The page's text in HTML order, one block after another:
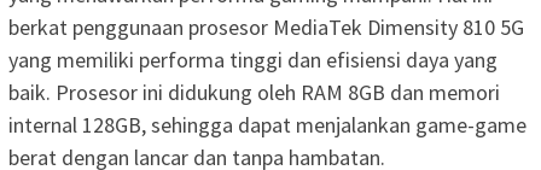
berkat penggunaan prosesor MediaTek Dimensity 810 5G
yang memiliki performa tinggi dan efisiensi daya yang
baik. Prosesor ini didukung oleh RAM 8GB dan memori
internal 128GB, sehingga dapat menjalankan game-game
berat dengan lancar dan tanpa hambatan.